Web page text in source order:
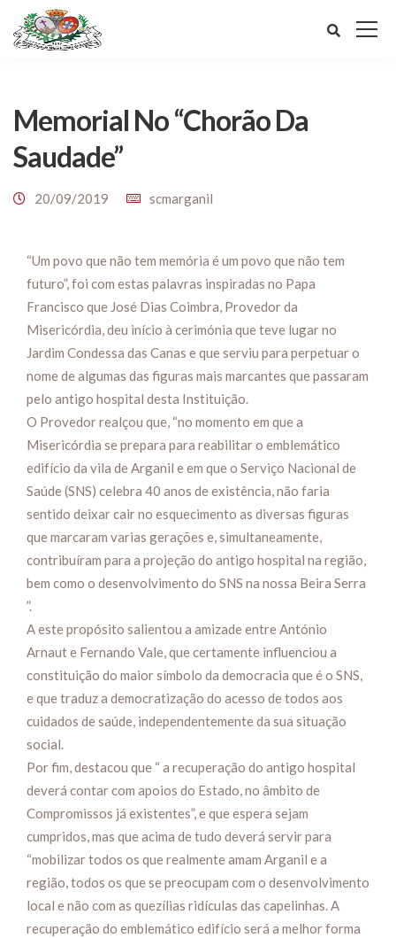
Memorial No “Chorão Da
Saudade”
20/09/2019 scmarganil
“Um povo que não tem memória é um povo que não tem
futuro”, foi com estas palavras inspiradas no Papa
Francisco que José Dias Coimbra, Provedor da
Misericórdia, deu início à cerimónia que teve lugar no
Jardim Condessa das Canas e que serviu para perpetuar o
nome de algumas das figuras mais marcantes que passaram
pelo antigo hospital desta Instituição.
O Provedor realçou que, “no momento em que a
Misericórdia se prepara para reabilitar o emblemático
edifício da vila de Arganil e em que o Serviço Nacional de
Saúde (SNS) celebra 40 anos de existência, não faria
sentido deixar cair no esquecimento as diversas figuras
que marcaram varias gerações e, simultaneamente,
contribuíram para a projeção do antigo hospital na região,
bem como o desenvolvimento do SNS na nossa Beira Serra
”.
A este propósito salientou a amizade entre António
Arnaut e Fernando Vale, que certamente influenciou a
constituição do maior símbolo da democracia que é o SNS,
e que traduz a democratização do acesso de todos aos
cuidados de saúde, independentemente da sua situação
social.
Por fim, destacou que “ a recuperação do antigo hospital
deverá contar com apoios do Estado, no âmbito de
Compromissos já existentes”, e que espera sejam
cumpridos, mas que acima de tudo deverá servir para
“mobilizar todos os que realmente amam Arganil e a
região, todos os que se preocupam com o desenvolvimento
local e não com as quezílias ridículas das capelinhas. A
recuperação do emblemático edifício será a melhor forma